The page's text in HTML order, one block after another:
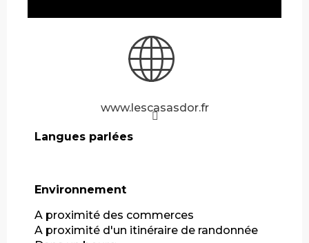
www.lescasasdor.fr
Langues parlées
Langues parlées
Environnement
Environnement
A proximité des commerces
A proximité d'un itinéraire de randonnée